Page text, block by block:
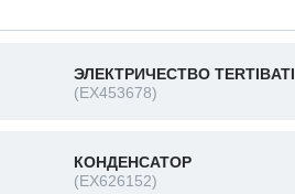
ЭЛЕКТРИЧЕСТВО TERTIBATI
(EX453678)
КОНДЕНСАТОР
(EX626152)